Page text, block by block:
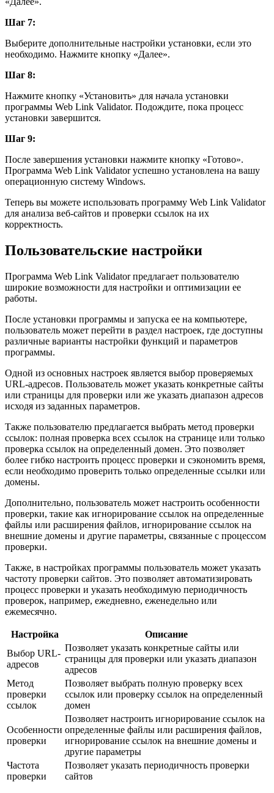
Шаг 7:
Выберите дополнительные настройки установки, если это
необходимо. Нажмите кнопку «Далее».
Шаг 8:
Нажмите кнопку «Установить» для начала установки
программы Web Link Validator. Подождите, пока процесс
установки завершится.
Шаг 9:
После завершения установки нажмите кнопку «Готово».
Программа Web Link Validator успешно установлена на вашу
операционную систему Windows.
Теперь вы можете использовать программу Web Link Validator
для анализа веб-сайтов и проверки ссылок на их
корректность.
Пользовательские настройки
Программа Web Link Validator предлагает пользователю
широкие возможности для настройки и оптимизации ее
работы.
После установки программы и запуска ее на компьютере,
пользователь может перейти в раздел настроек, где доступны
различные варианты настройки функций и параметров
программы.
Одной из основных настроек является выбор проверяемых
URL-адресов. Пользователь может указать конкретные сайты
или страницы для проверки или же указать диапазон адресов
исходя из заданных параметров.
Также пользователю предлагается выбрать метод проверки
ссылок: полная проверка всех ссылок на странице или только
проверка ссылок на определенный домен. Это позволяет
более гибко настроить процесс проверки и сэкономить время,
если необходимо проверить только определенные ссылки или
домены.
Дополнительно, пользователь может настроить особенности
проверки, такие как игнорирование ссылок на определенные
файлы или расширения файлов, игнорирование ссылок на
внешние домены и другие параметры, связанные с процессом
проверки.
Также, в настройках программы пользователь может указать
частоту проверки сайтов. Это позволяет автоматизировать
процесс проверки и указать необходимую периодичность
проверок, например, ежедневно, еженедельно или
ежемесячно.
Настройка
Описание
Выбор URL-
адресов
Позволяет указать конкретные сайты или
страницы для проверки или указать диапазон
адресов
Метод
проверки
ссылок
Позволяет выбрать полную проверку всех
ссылок или проверку ссылок на определенный
домен
Особенности
проверки
Позволяет настроить игнорирование ссылок на
определенные файлы или расширения файлов,
игнорирование ссылок на внешние домены и
другие параметры
Частота
проверки
Позволяет указать периодичность проверки
сайтов